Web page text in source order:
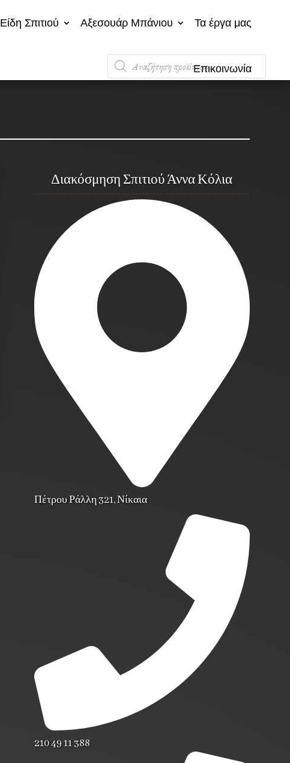
Είδη Σπιτιού Αξεσουάρ Μπάνιου Τα έργα μας
Επικοινωνία
Products
search
Διακόσμηση Σπιτιού Άννα Κόλια
Πέτρου Ράλλη 321, Νίκαια
210 49 11 388